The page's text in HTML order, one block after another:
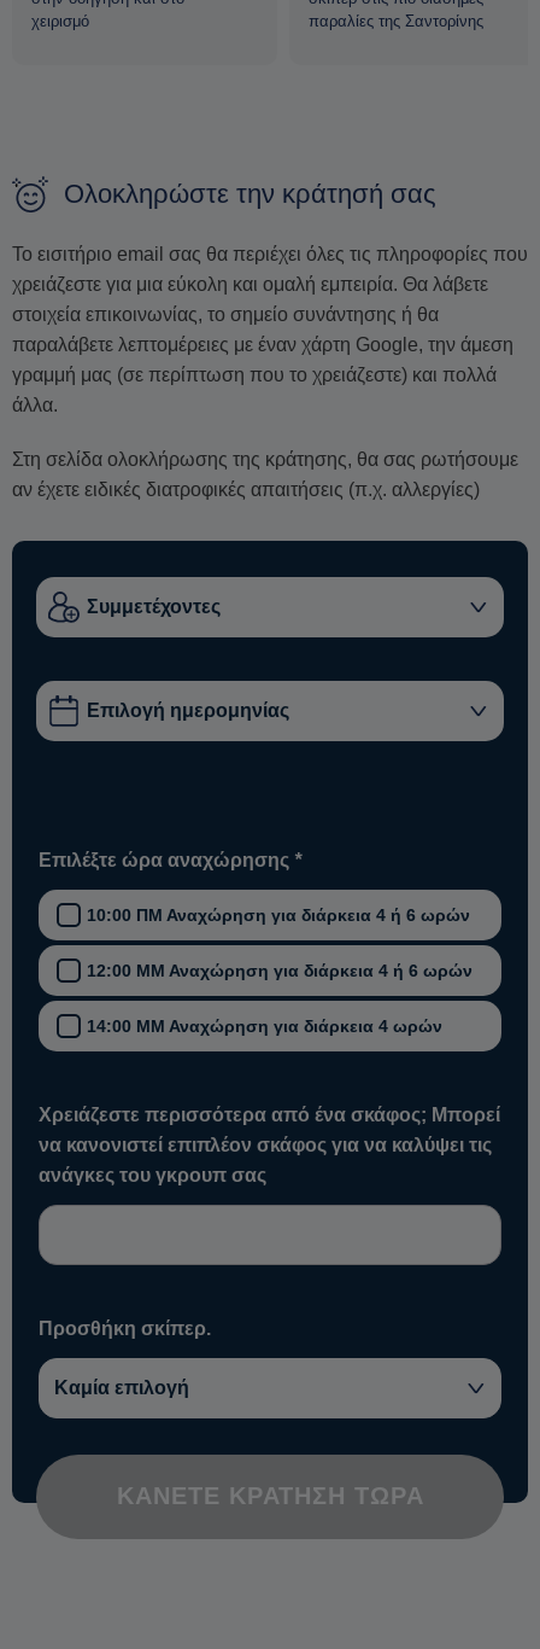
χειρισμό
παραλίες της Σαντορίνης
Ολοκληρώστε την κράτησή σας
Το εισιτήριο email σας θα περιέχει όλες τις πληροφορίες που
χρειάζεστε για μια εύκολη και ομαλή εμπειρία. Θα λάβετε
στοιχεία επικοινωνίας, το σημείο συνάντησης ή θα
παραλάβετε λεπτομέρειες με έναν χάρτη Google, την άμεση
γραμμή μας (σε περίπτωση που το χρειάζεστε) και πολλά
άλλα.
Στη σελίδα ολοκλήρωσης της κράτησης, θα σας ρωτήσουμε
αν έχετε ειδικές διατροφικές απαιτήσεις (π.χ. αλλεργίες)
Επιλέξτε ώρα αναχώρησης *
10:00 ΠΜ Αναχώρηση για διάρκεια 4 ή 6 ωρών
12:00 ΜΜ Αναχώρηση για διάρκεια 4 ή 6 ωρών
14:00 ΜΜ Αναχώρηση για διάρκεια 4 ωρών
Χρειάζεστε περισσότερα από ένα σκάφος; Μπορεί
να κανονιστεί επιπλέον σκάφος για να καλύψει τις
ανάγκες του γκρουπ σας
Προσθήκη σκίπερ.
ΚΆΝΕΤΕ ΚΡΆΤΗΣΗ ΤΏΡΑ